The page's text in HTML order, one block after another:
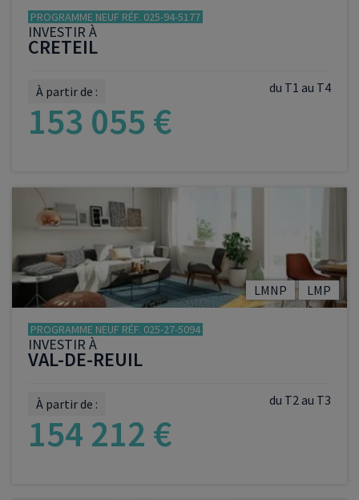
PROGRAMME NEUF RÉF. 025-94-5177
INVESTIR À
CRETEIL
du T1 au T4
À partir de :
153 055 €
VOIR LE PROGRAMME
LMNP LMP
PROGRAMME NEUF RÉF. 025-27-5094
INVESTIR À
VAL-DE-REUIL
du T2 au T3
À partir de :
154 212 €